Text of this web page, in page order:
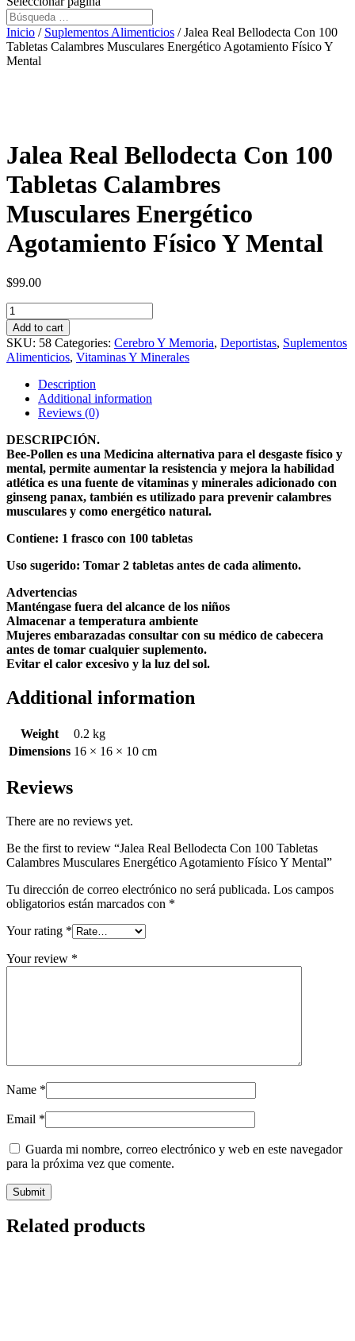
Inicio / Suplementos Alimenticios / Jalea Real Bellodecta Con 100
Tabletas Calambres Musculares Energético Agotamiento Físico Y
Mental
Jalea Real Bellodecta Con 100
Tabletas Calambres
Musculares Energético
Agotamiento Físico Y Mental
$99.00
Jalea
Real
Bellodecta
Con
100
Tabletas
Calambres
Musculares
Energético
Agotamiento
Físico
Y
Mental
quantity
Add to cart
SKU: 58 Categories: Cerebro Y Memoria, Deportistas, Suplementos
Alimenticios, Vitaminas Y Minerales
Description
Additional information
Reviews (0)
DESCRIPCIÓN.
Bee-Pollen es una Medicina alternativa para el desgaste físico y
mental, permite aumentar la resistencia y mejora la habilidad
atlética es una fuente de vitaminas y minerales adicionado con
ginseng panax, también es utilizado para prevenir calambres
musculares y como energético natural.
Contiene: 1 frasco con 100 tabletas
Uso sugerido: Tomar 2 tabletas antes de cada alimento.
Advertencias
Manténgase fuera del alcance de los niños
Almacenar a temperatura ambiente
Mujeres embarazadas consultar con su médico de cabecera
antes de tomar cualquier suplemento.
Evitar el calor excesivo y la luz del sol.
Additional information
Weight
0.2 kg
Dimensions 16 × 16 × 10 cm
Reviews
There are no reviews yet.
Be the first to review “Jalea Real Bellodecta Con 100 Tabletas
Calambres Musculares Energético Agotamiento Físico Y Mental”
Tu dirección de correo electrónico no será publicada. Los campos
obligatorios están marcados con *
Your rating *
Your review *
Name *
Email *
Guarda mi nombre, correo electrónico y web en este navegador
para la próxima vez que comente.
Related products